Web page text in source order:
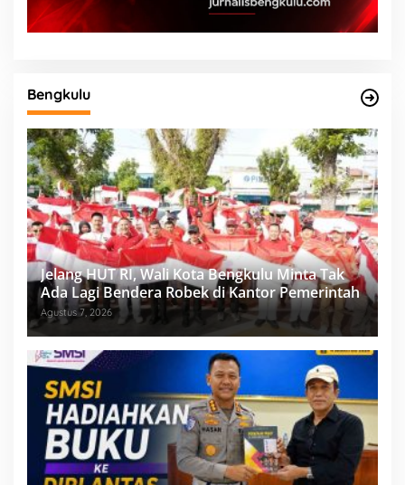
Bengkulu
Jelang HUT RI, Wali Kota Bengkulu Minta Tak
Ada Lagi Bendera Robek di Kantor Pemerintah
Agustus 7, 2026